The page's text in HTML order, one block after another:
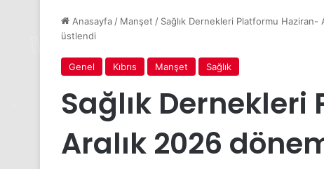
Anasayfa/ Manşet / Sağlık Dernekleri Platformu
üstlendi
Genel Kıbrıs Manşet Sağlık
Sağlık
Aralık 2026